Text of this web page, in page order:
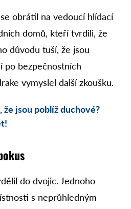
obrátil na vedoucí hlídací
domů, kteří tvrdili, že
důvodu tuší, že jsou
po bezpečnostních
vymyslel další zkoušku.
že jsou poblíž duchové?
do dvojic. Jednoho
s neprůhledným